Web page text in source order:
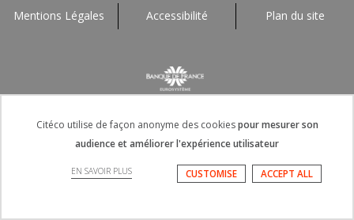
Mentions Légales Accessibilité Plan du site
Citéco utilise de façon anonyme des cookiespour mesurer son
audience et améliorer l'expérience utilisateur
EN SAVOIR PLUS ACCEPT ALL
CUSTOMISE